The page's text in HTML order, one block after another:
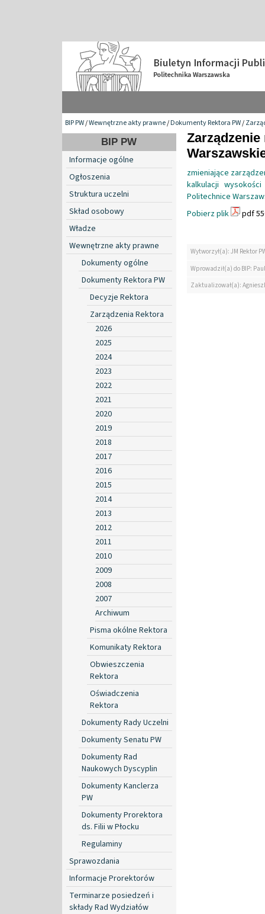
BIP PW/Wewnętrzne akty prawne/Dokumenty Rektora PW/
BIP PW
Informacje ogólne
Ogłoszenia
Struktura uczelni
Skład osobowy
Władze
Wewnętrzne akty prawne
Dokumenty ogólne
Dokumenty Rektora PW
Decyzje Rektora
Zarządzenia Rektora
2026
2025
2024
2023
2022
2021
2020
2019
2018
2017
2016
2015
2014
2013
2012
2011
2010
2009
2008
2007
Archiwum
Pisma okólne Rektora
Komunikaty Rektora
Obwieszczenia
Rektora
Oświadczenia
Rektora
Dokumenty Rady Uczelni
Dokumenty Senatu PW
Dokumenty Rad
Naukowych Dyscyplin
Dokumenty Kanclerza
PW
Dokumenty Prorektora
ds. Filii w Płocku
Regulaminy
Sprawozdania
Informacje Prorektorów
Terminarze posiedzeń i
składy Rad Wydziałów
zmieniające
kalkulacji
Politechnice
Pobierz plik
pdf
Wytworzył(a): JM Rektor
Wprowadził(a) do BIP:
Zaktualizował(a):